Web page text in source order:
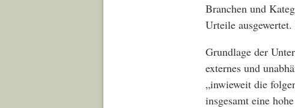
Branchen und
Urteile
Grundlage der
externes und
„inwieweit die
insgesamt eine